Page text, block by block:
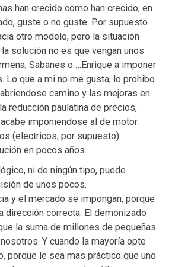
han crecido como han crecido, en
guste o no guste. Por supuesto
otro modelo, pero la situación
solución no es que vengan unos
Sabanes o …Enrique a imponer
Lo que a mi no me gusta, lo prohibo.
camino y las mejoras en
reducción paulatina de precios,
imponiendose al de motor.
(electricos, por supuesto)
en pocos años.
ni de ningún tipo, puede
de unos pocos.
y el mercado se impongan, porque
dirección correcta. El demonizado
la suma de millones de pequeñas
Y cuando la mayoría opte
porque le sea mas práctico que uno